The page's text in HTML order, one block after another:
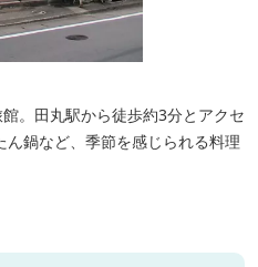
。田丸駅から徒歩約3分とアクセ
鍋など、季節を感じられる料理